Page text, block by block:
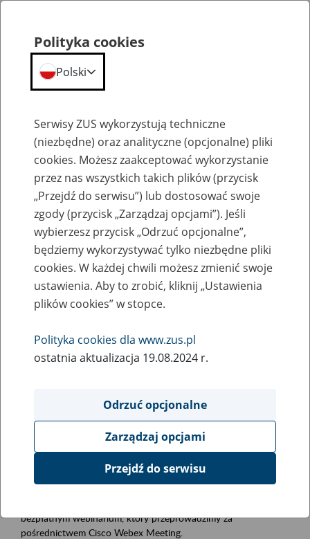
Szkolenia
Szkolenie online - Świadczenie
uzupełniające dla osób niezdolnych do
samodzielnej egzystencji
Rodzaj wydarzenia
bezpłatnym webinarium, który przeprowadzimy za
pośrednictwem Cisco Webex Meeting.
Polityka cookies
Polski
Serwisy ZUS wykorzystują techniczne
(niezbędne) oraz analityczne (opcjonalne) pliki
cookies. Możesz zaakceptować wykorzystanie
przez nas wszystkich takich plików (przycisk
„Przejdź do serwisu”) lub dostosować swoje
zgody (przycisk „Zarządzaj opcjami”). Jeśli
wybierzesz przycisk „Odrzuć opcjonalne”,
będziemy wykorzystywać tylko niezbędne pliki
cookies. W każdej chwili możesz zmienić swoje
ustawienia. Aby to zrobić, kliknij „Ustawienia
plików cookies” w stopce.
Polityka cookies dla www.zus.pl
ostatnia aktualizacja 19.08.2024 r.
Odrzuć opcjonalne
Zarządzaj opcjami
Przejdź do serwisu